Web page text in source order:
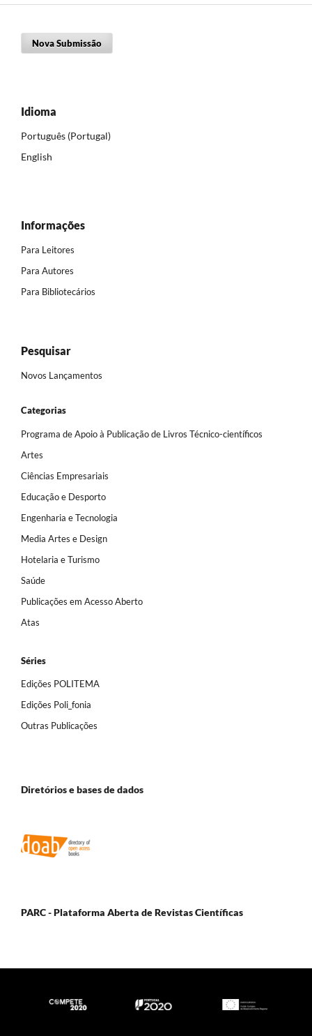
Nova Submissão
Idioma
Português (Portugal)
English
Informações
Para Leitores
Para Autores
Para Bibliotecários
Pesquisar
Novos Lançamentos
Categorias
Programa de Apoio à Publicação de Livros Técnico-científicos
Artes
Ciências Empresariais
Educação e Desporto
Engenharia e Tecnologia
Media Artes e Design
Hotelaria e Turismo
Saúde
Publicações em Acesso Aberto
Atas
Séries
Edições POLITEMA
Edições Poli_fonia
Outras Publicações
Diretórios e bases de dados
PARC - Plataforma Aberta de Revistas Científicas